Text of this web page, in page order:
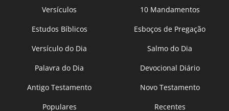
Versículos
10 Mandamentos
Estudos Bíblicos
Esboços de Pregação
Versículo do Dia
Salmo do Dia
Palavra do Dia
Devocional Diário
Antigo Testamento
Novo Testamento
Populares
Recentes